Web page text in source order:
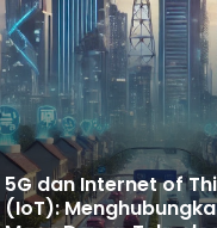
5G dan Internet of
(IoT):